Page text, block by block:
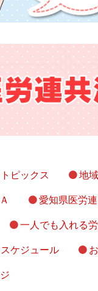
トピックス 地
愛知県医労
一人でも入れる
スケジュール